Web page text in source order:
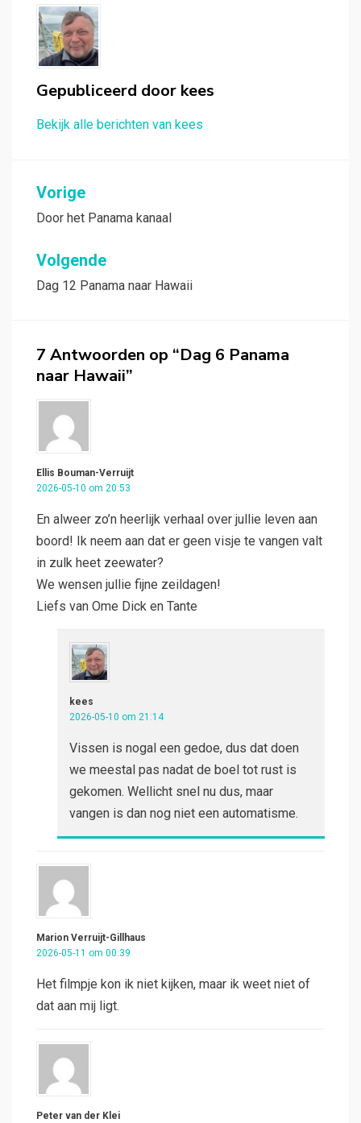
Gepubliceerd door kees
Bekijk alle berichten van kees
Bericht
navigatie
Vorige
Door het Panama kanaal
Volgende
Dag 12 Panama naar Hawaii
7 Antwoorden op “Dag 6 Panama
naar Hawaii”
Ellis Bouman-Verruijt
2026-05-10 om 20:53
En alweer zo’n heerlijk verhaal over jullie leven aan
boord! Ik neem aan dat er geen visje te vangen valt
in zulk heet zeewater?
We wensen jullie fijne zeildagen!
Liefs van Ome Dick en Tante
kees
2026-05-10 om 21:14
Vissen is nogal een gedoe, dus dat doen
we meestal pas nadat de boel tot rust is
gekomen. Wellicht snel nu dus, maar
vangen is dan nog niet een automatisme.
Marion Verruijt-Gillhaus
2026-05-11 om 00:39
Het filmpje kon ik niet kijken, maar ik weet niet of
dat aan mij ligt.
Peter van der Klei